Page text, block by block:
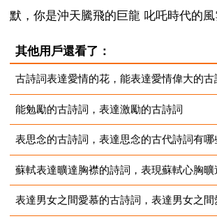
默，你是沖天騰飛的巨龍 叱吒時代的
明的星火。你有一個神聖的名字，那就
國啊，我的祖國。我深深愛戀的祖國。
其他用戶還看了：
古詩詞表達愛情的花，能表達愛情偉大的古
能勉勵的古詩詞，表達激勵的古詩詞
表思念的古詩詞，表達思念的古代詩詞有哪
蘇軾表達曠達胸襟的詩詞，表現蘇軾心胸曠
表達男女之間愛慕的古詩詞，表達男女之間